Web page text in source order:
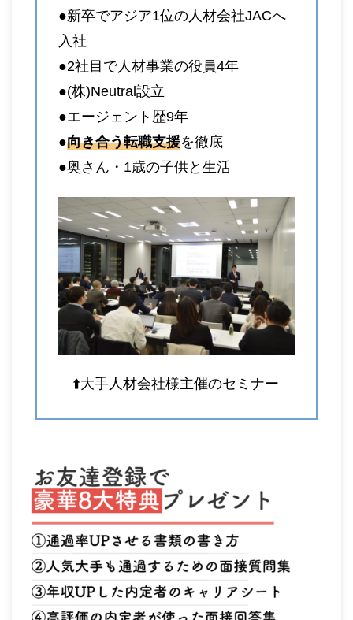
●新卒でアジア1位の人材会社JACへ
入社
●2社目で人材事業の役員4年
●(株)Neutral設立
●エージェント歴9年
●向き合う転職支援を徹底
●奥さん・1歳の子供と生活
⬆️大手人材会社様主催のセミナー